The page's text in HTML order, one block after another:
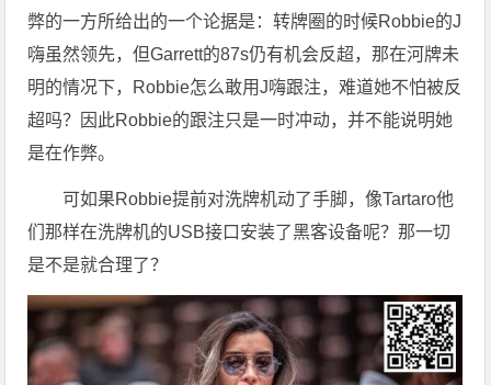
弊的一方所给出的一个论据是：转牌圈的时候Robbie的J
嗨虽然领先，但Garrett的87s仍有机会反超，那在河牌未
明的情况下，Robbie怎么敢用J嗨跟注，难道她不怕被反
超吗？因此Robbie的跟注只是一时冲动，并不能说明她
是在作弊。
可如果Robbie提前对洗牌机动了手脚，像Tartaro他
们那样在洗牌机的USB接口安装了黑客设备呢？那一切
是不是就合理了？